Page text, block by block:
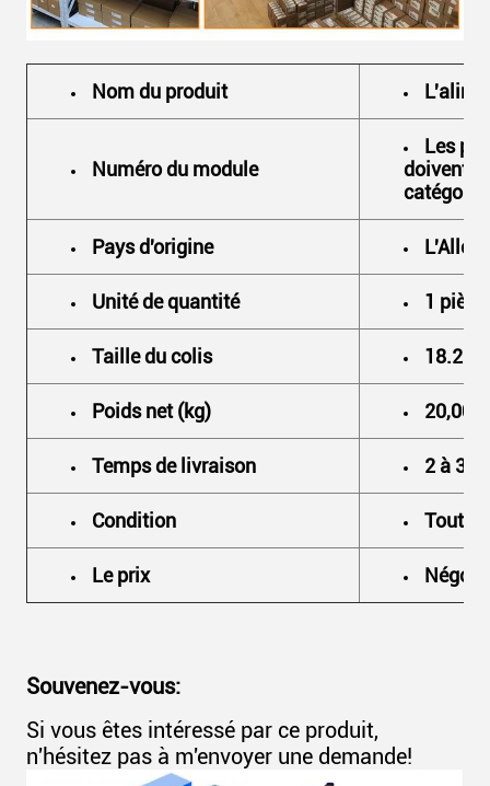
Nom du produit
Numéro du module
Les
doivent
catégorie
Pays d'origine
Unité de quantité 1 pièce
Taille du colis 18.20
Poids net (kg) 20,00
Temps de livraison 2 à 3
Condition Tout
Le prix
Souvenez-vous:
Si vous êtes intéressé par ce produit,
n'hésitez pas à m'envoyer une demande!